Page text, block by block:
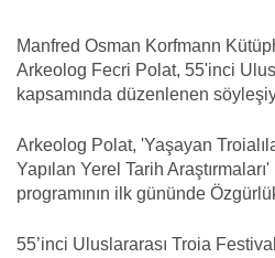
Manfred Osman Korfmann
Arkeolog Fecri Polat, 55'inci
kapsamında düzenlenen
Arkeolog Polat, 'Yaşayan
Yapılan Yerel Tarih
programının ilk gününde
55’inci Uluslararası Troia